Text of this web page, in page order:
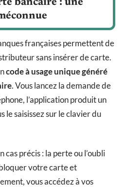
bancaire : une
françaises permettent de
sans insérer de carte.
code à usage unique généré
. Vous lancez la demande de
l’application produit un
le saisissez sur le clavier du
précis : la perte ou l’oubli
votre carte et
vous accédez à vos